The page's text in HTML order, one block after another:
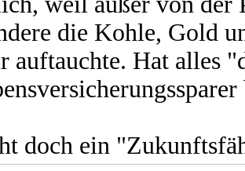
die Kohle, Gold
auftauchte. Hat alles
doch ein